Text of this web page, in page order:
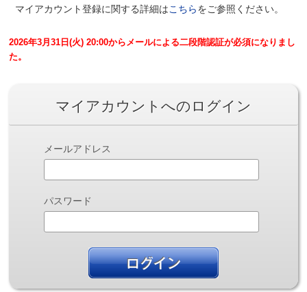
マイアカウント登録に関する詳細はこちらをご参照ください。
2026年3月31日(火) 20:00からメールによる二段階認証が必須になりまし
た。
マイアカウントへのログイン
メールアドレス
パスワード